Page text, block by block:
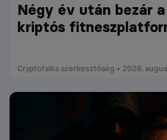
Négy év után bezár
kriptós
Cryptofalka szerkesztőség • 2026.